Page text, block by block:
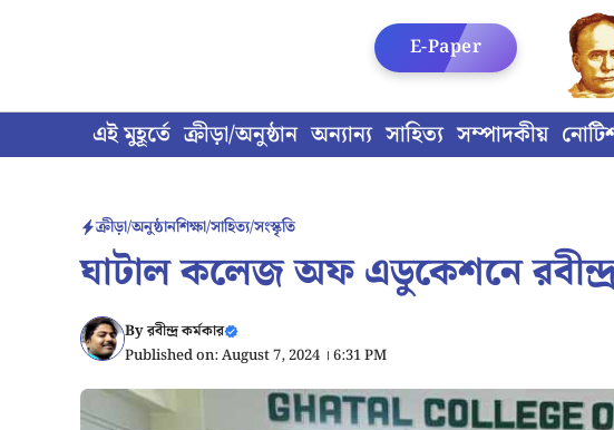
এই মুহূর্তে ক্রীড়া/অনুষ্ঠান অন্যান্য সাহিত্য সম্পাদকীয়
E-Paper
ক্রীড়া/অনুষ্ঠানশিক্ষা/সাহিত্য/সংস্কৃতি
ঘাটাল কলেজ অফ এডুকেশনে
Byরবীন্দ্র কর্মকার
Published on: August 7, 2024 । 6:31 PM